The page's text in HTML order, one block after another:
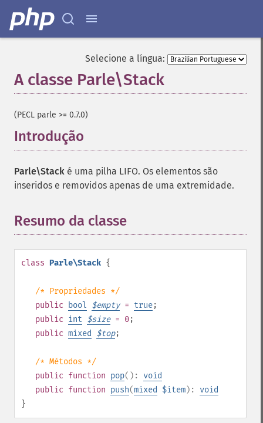
Selecione a língua:
A classe Parle\Stack
(PECL parle >= 0.7.0)
Introdução
Parle\Stack é uma pilha LIFO. Os elementos são
inseridos e removidos apenas de uma extremidade.
Resumo da classe
class Parle\Stack {
/* Propriedades */
public
bool $empty= true;
public int $size= 0;
public mixed $top;
/* Métodos */
public function pop(): void
public function push(mixed $item): void
}